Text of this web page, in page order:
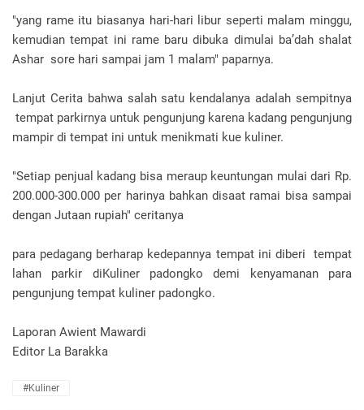
"yang rame itu biasanya hari-hari libur seperti malam minggu,
kemudian tempat ini rame baru dibuka dimulai ba’dah shalat
Ashar sore hari sampai jam 1 malam" paparnya.
Lanjut Cerita bahwa salah satu kendalanya adalah sempitnya
tempat parkirnya untuk pengunjung karena kadang pengunjung
mampir di tempat ini untuk menikmati kue kuliner.
"Setiap penjual kadang bisa meraup keuntungan mulai dari Rp.
200.000-300.000 per harinya bahkan disaat ramai bisa sampai
dengan Jutaan rupiah" ceritanya
para pedagang berharap kedepannya tempat ini diberi tempat
lahan parkir diKuliner padongko demi kenyamanan para
pengunjung tempat kuliner padongko.
Laporan Awient Mawardi
Editor La Barakka
#Kuliner